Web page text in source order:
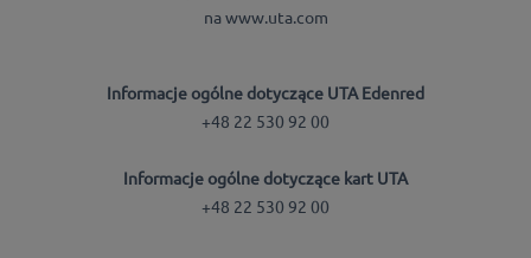
na www.uta.com
Informacje ogólne dotyczące UTA Edenred
+48 22 530 92 00
Informacje ogólne dotyczące kart UTA
+48 22 530 92 00